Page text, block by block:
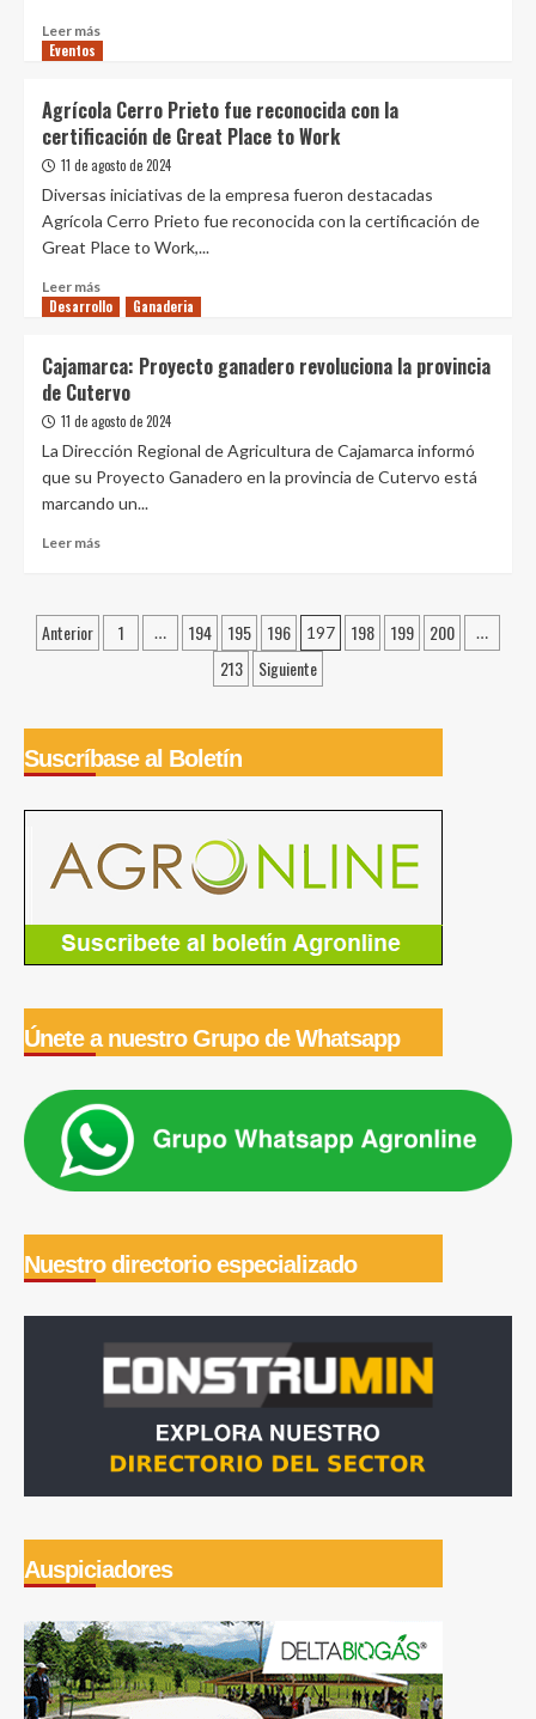
producción
por
climáticos
Leer más
promoverá
el
desarrollo
de
de
uva
y
vinífera
la
costa
peruana
Eventos
Agrícola Cerro Prieto fue reconocida con la
certificación de Great Place to Work
11 de agosto de 2024
Diversas iniciativas de la empresa fueron destacadas
Agrícola Cerro Prieto fue reconocida con la certificación de
Great Place to Work,...
Leer más
más
Cerro
Prieto
fue
reconocida
la
certificación
Work
Desarrollo Ganaderia
Cajamarca: Proyecto ganadero revoluciona la provincia
de Cutervo
11 de agosto de 2024
La Dirección Regional de Agricultura de Cajamarca informó
que su Proyecto Ganadero en la provincia de Cutervo está
marcando un...
Leer más
Proyecto
ganadero
Cutervo
Paginación
Anterior 1 … 194 195 196 197 198 199 200 …
213 Siguiente
Suscríbase al Boletín
Únete a nuestro Grupo de Whatsapp
Nuestro directorio especializado
Auspiciadores